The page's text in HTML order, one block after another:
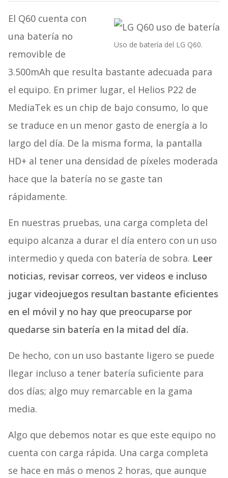
Uso de batería del LG Q60.
El Q60 cuenta con
una batería no
removible de
3.500mAh que resulta bastante adecuada para
el equipo. En primer lugar, el Helios P22 de
MediaTek es un chip de bajo consumo, lo que
se traduce en un menor gasto de energía a lo
largo del día. De la misma forma, la pantalla
HD+ al tener una densidad de píxeles moderada
hace que la batería no se gaste tan
rápidamente.
En nuestras pruebas, una carga completa del
equipo alcanza a durar el día entero con un uso
intermedio y queda con batería de sobra. Leer
noticias, revisar correos, ver videos e incluso
jugar videojuegos resultan bastante eficientes
en el móvil y no hay que preocuparse por
quedarse sin batería en la mitad del día.
De hecho, con un uso bastante ligero se puede
llegar incluso a tener batería suficiente para
dos días; algo muy remarcable en la gama
media.
Algo que debemos notar es que este equipo no
cuenta con carga rápida. Una carga completa
se hace en más o menos 2 horas, que aunque